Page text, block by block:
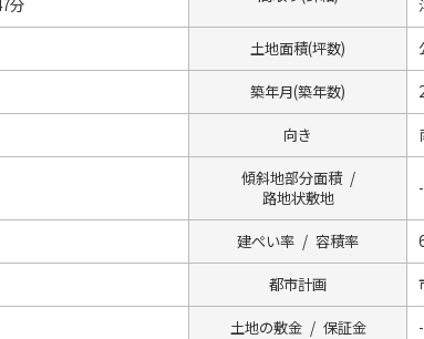
分
土地面積(坪数)
築年月(築年数)
向き
傾斜地部分面積 /
路地状敷地
建ぺい率 / 容積率
都市計画
土地の敷金 / 保証金 -